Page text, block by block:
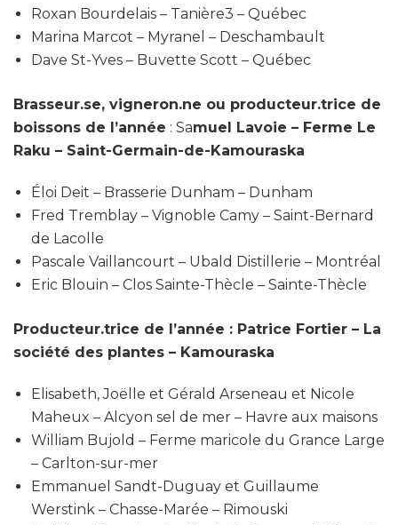
Roxan Bourdelais – Tanière3 – Québec
Marina Marcot – Myranel – Deschambault
Dave St-Yves – Buvette Scott – Québec
Brasseur.se, vigneron.ne ou producteur.trice de
boissons de l’année : Samuel Lavoie – Ferme Le
Raku – Saint-Germain-de-Kamouraska
Éloi Deit – Brasserie Dunham – Dunham
Fred Tremblay – Vignoble Camy – Saint-Bernard
de Lacolle
Pascale Vaillancourt – Ubald Distillerie – Montréal
Eric Blouin – Clos Sainte-Thècle – Sainte-Thècle
Producteur.trice de l’année : Patrice Fortier – La
société des plantes – Kamouraska
Elisabeth, Joëlle et Gérald Arseneau et Nicole
Maheux – Alcyon sel de mer – Havre aux maisons
William Bujold – Ferme maricole du Grance Large
– Carlton-sur-mer
Emmanuel Sandt-Duguay et Guillaume
Werstink – Chasse-Marée – Rimouski